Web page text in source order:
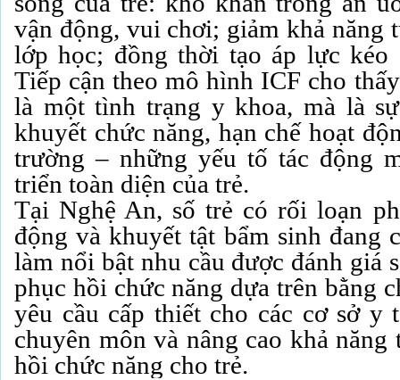
vận động, vui chơi; giảm khả năng
lớp học; đồng thời tạo áp lực
Tiếp cận theo mô hình ICF cho
là một tình trạng y khoa, mà là
khuyết chức năng, hạn chế hoạt
trường – những yếu tố tác động
triển toàn diện của trẻ.
Tại Nghệ An, số trẻ có rối loạn
động và khuyết tật bẩm sinh đang
làm nổi bật nhu cầu được đánh giá
phục hồi chức năng dựa trên bằng
yêu cầu cấp thiết cho các cơ sở y
chuyên môn và nâng cao khả
hồi chức năng cho trẻ.